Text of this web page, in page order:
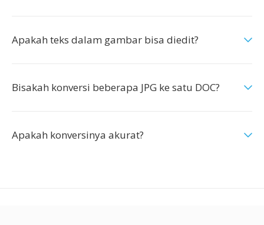
Apakah teks dalam gambar bisa diedit?
Bisakah konversi beberapa JPG ke satu DOC?
Apakah konversinya akurat?